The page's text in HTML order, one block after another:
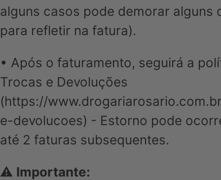
alguns casos pode demorar alguns
para refletir na fatura).
• Após o faturamento, seguirá a
Trocas e Devoluções
(https://
e-devolucoes) - Estorno pode
até 2 faturas subsequentes.
⚠️ Importante: